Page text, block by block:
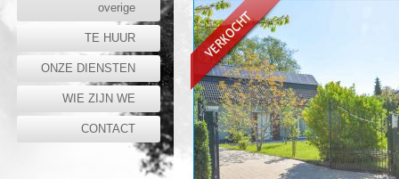
overige
TE HUUR
ONZE DIENSTEN
WIE ZIJN WE
CONTACT